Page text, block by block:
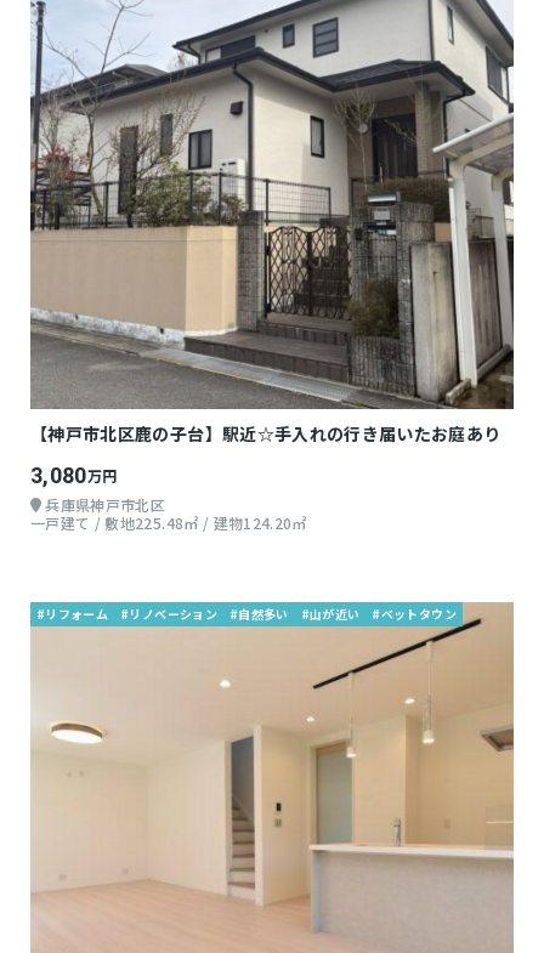
【神戸市北区鹿の子台】駅近☆手入れの行き届いたお庭あり
3,080万円
兵庫県神戸市北区
一戸建て / 敷地225.48㎡ / 建物124.20㎡
#リフォーム #リノベーション #自然多い #山が近い #ベットタウン